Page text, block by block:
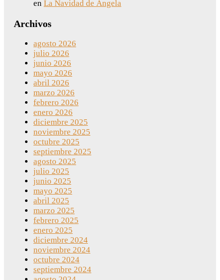
en La Navidad de Ángela
Archivos
agosto 2026
julio 2026
junio 2026
mayo 2026
abril 2026
marzo 2026
febrero 2026
enero 2026
diciembre 2025
noviembre 2025
octubre 2025
septiembre 2025
agosto 2025
julio 2025
junio 2025
mayo 2025
abril 2025
marzo 2025
febrero 2025
enero 2025
diciembre 2024
noviembre 2024
octubre 2024
septiembre 2024